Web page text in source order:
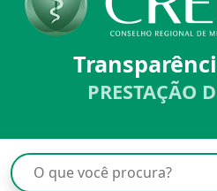
PRESTAÇÃO